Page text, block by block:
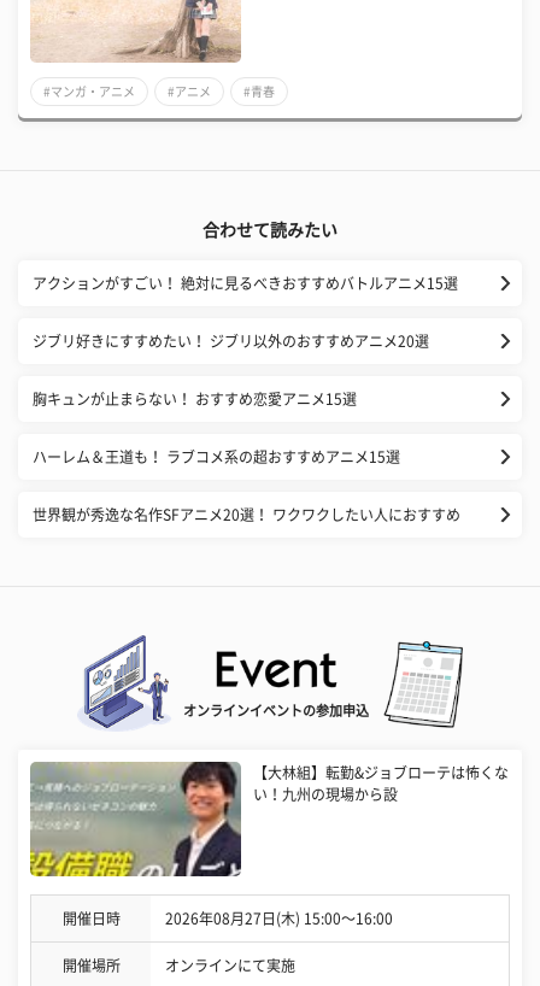
#マンガ・アニメ #アニメ #青春
合わせて読みたい
アクションがすごい！ 絶対に見るべきおすすめバトルアニメ15選
ジブリ好きにすすめたい！ ジブリ以外のおすすめアニメ20選
胸キュンが止まらない！ おすすめ恋愛アニメ15選
ハーレム＆王道も！ ラブコメ系の超おすすめアニメ15選
世界観が秀逸な名作SFアニメ20選！ ワクワクしたい人におすすめ
オンラインイベントの参加申込
【大林組】転勤&ジョブローテは怖くな
い！九州の現場から設
開催日時 2026年08月27日(木) 15:00〜16:00
開催場所 オンラインにて実施